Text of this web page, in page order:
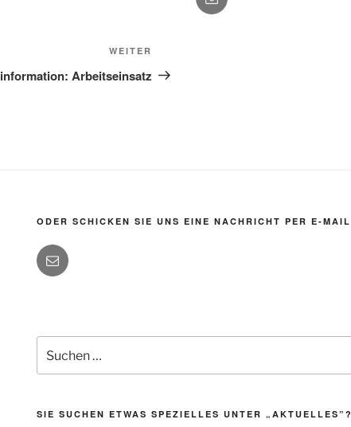
Beitrag
WEITER
Arbeitseinsatz
ODER SCHICKEN SIE UNS EINE NACHRICHT PER E-MAIL
nach:
SIE SUCHEN ETWAS SPEZIELLES UNTER „AKTUELLES”?